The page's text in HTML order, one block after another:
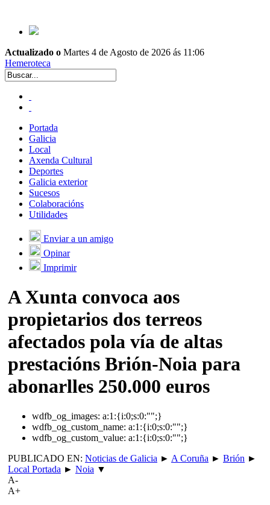
Actualizado o Martes 4 de Agosto de 2026 ás 11:06
Hemeroteca
Portada
Galicia
Local
Axenda Cultural
Deportes
Galicia exterior
Sucesos
Colaboracións
Utilidades
Enviar a un amigo
Opinar
Imprimir
A Xunta convoca aos
propietarios dos terreos
afectados pola vía de altas
prestacións Brión-Noia para
abonarlles 250.000 euros
wdfb_og_images: a:1:{i:0;s:0:"";}
wdfb_og_custom_name: a:1:{i:0;s:0:"";}
wdfb_og_custom_value: a:1:{i:0;s:0:"";}
PUBLICADO EN: Noticias de Galicia ► A Coruña ► Brión ►
Local Portada ► Noia ▼
A-
A+